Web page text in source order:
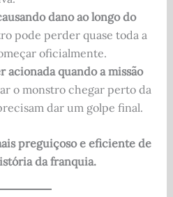
dano ao longo do
pode perder quase toda a
oficialmente.
acionada quando a missão
o monstro chegar perto da
dar um golpe final.
preguiçoso e eficiente de
da franquia.